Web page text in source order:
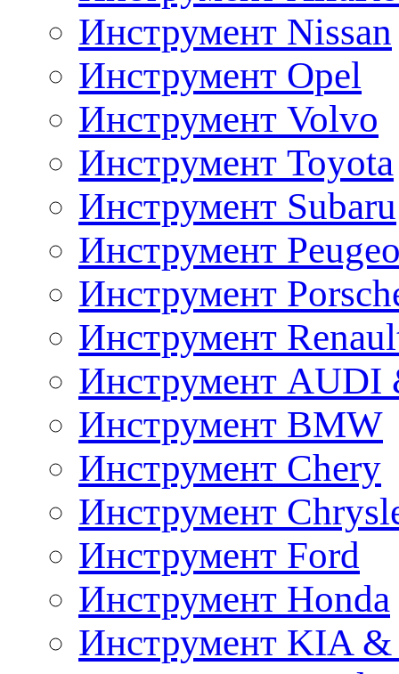
Инструмент Nissan
Инструмент Opel
Инструмент Volvo
Инструмент Toyota
Инструмент Subaru
Инструмент
Инструмент
Инструмент
Инструмент AUDI
Инструмент BMW
Инструмент Chery
Инструмент
Инструмент Ford
Инструмент Honda
Инструмент KIA